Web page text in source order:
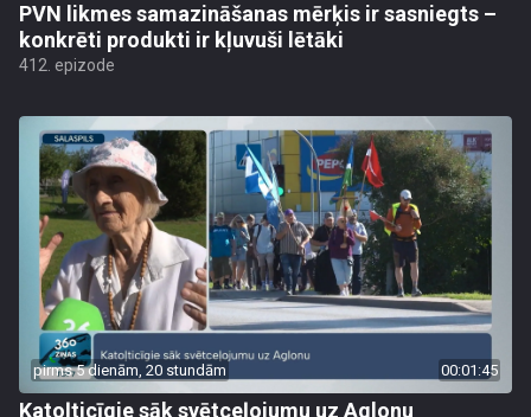
PVN likmes samazināšanas mērķis ir sasniegts –
konkrēti produkti ir kļuvuši lētāki
412. epizode
pirms 5 dienām, 20 stundām 00:01:45
Katoļticīgie sāk svētceļojumu uz Aglonu